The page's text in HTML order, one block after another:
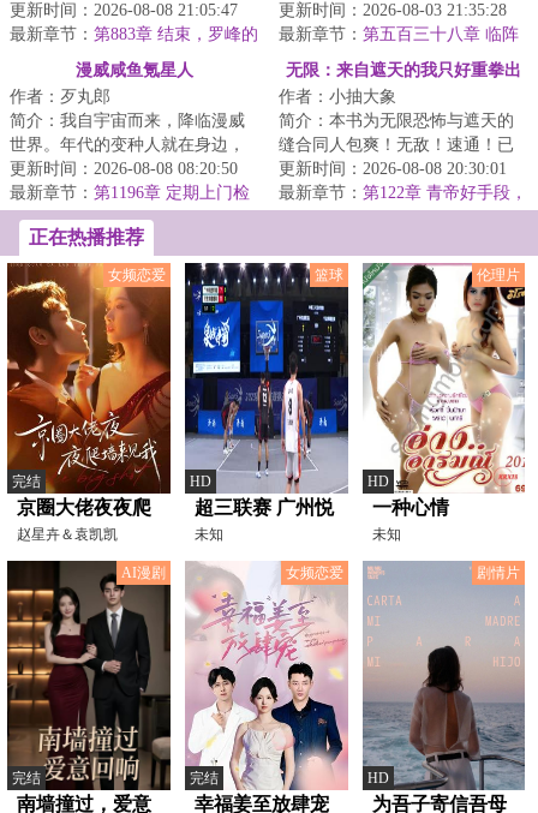
强者，不曾想九万年依旧还是宇
宙九阶。就在大限...
更新时间：2026-08-08 21:05:47
最新章节： 第883章 结束，罗峰的
咧！好消息，自己这具身体觉醒
成为了异人。坏...
更新时间：2026-08-03 21:35:28
最新章节： 第五百三十八章 临阵
突破，天命之子的待遇
漫威咸鱼氪星人
作者：歹丸郎
简介：我自宇宙而来，降临漫威
世界。年代的变种人就在身边，
但社会依旧安逸。在没有外置大
脑的协助下，我...
更新时间：2026-08-08 08:20:50
最新章节： 第1196章 定期上门检
修服务
无限：来自遮天的我只好重拳出
作者：小抽大象
简介：本书为无限恐怖与遮天的
缝合同人包爽！无敌！速通！已
有完本万订作品【人在无限，开
始速通】，请放...
更新时间：2026-08-08 20:30:01
最新章节： 第122章 青帝好手段，
正在热播推荐
女频恋爱
完结
京圈大佬夜夜爬
墙来见我
赵星卉＆袁凯凯
篮球
HD
超三联赛 广州悦
跑豹猫21.19宁波
海曙捷英
20230909
未知
伦理片
HD
一种心情
未知
AI漫剧
完结
南墙撞过，爱意
女频恋爱
完结
幸福姜至放肆宠
剧情片
HD
为吾子寄信吾母